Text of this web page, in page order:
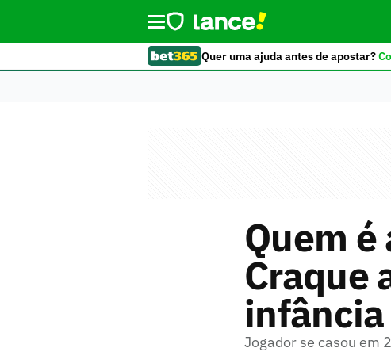
Quer uma ajuda antes de apostar?
Quem é
Craque
infância
Jogador se casou em